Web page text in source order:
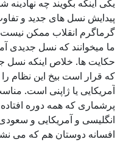
یکی اینکه بگویند چه
پیدایش نسل های جدید و
گرماگرم انقلاب ممکن
ما میخوانند که نسل جدیدی
حکایت ها. خلاص اینکه نسل
که قرار است بیخ این نظام
آمریکایی یا ژاپنی است.
پرشماری که همه دوره افتاده
انگلیسی و آمریکایی و
افسانه دوستان هم که می